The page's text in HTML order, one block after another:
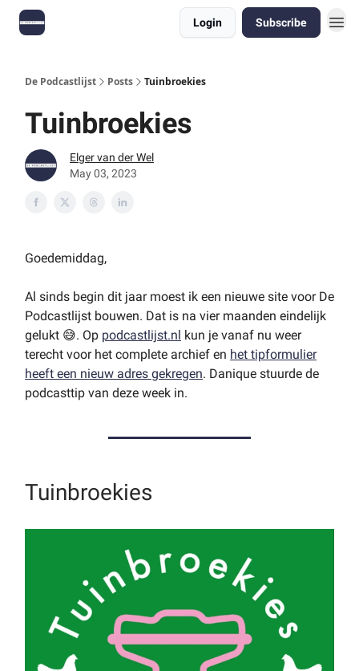
Login Subscribe
De Podcastlijst Posts Tuinbroekies
Tuinbroekies
Elger van der Wel
May 03, 2023
Goedemiddag,
Al sinds begin dit jaar moest ik een nieuwe site voor De
Podcastlijst bouwen. Dat is na vier maanden eindelijk
gelukt 😅. Op podcastlijst.nl kun je vanaf nu weer
terecht voor het complete archief en het tipformulier
heeft een nieuw adres gekregen. Danique stuurde de
podcasttip van deze week in.
Tuinbroekies